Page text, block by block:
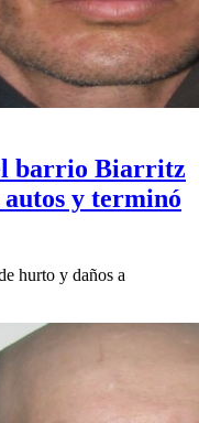
barrio Biarritz
y terminó
hurto y daños a